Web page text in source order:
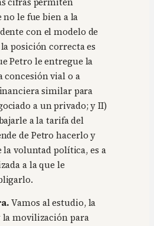
le fue bien a la
con el modelo de
posición correcta es
Petro le entregue la
concesión vial o a
similar para
a un privado; y II)
a la tarifa del
de Petro hacerlo y
la voluntad política, es a
a la que le
Vamos al estudio, la
movilización para